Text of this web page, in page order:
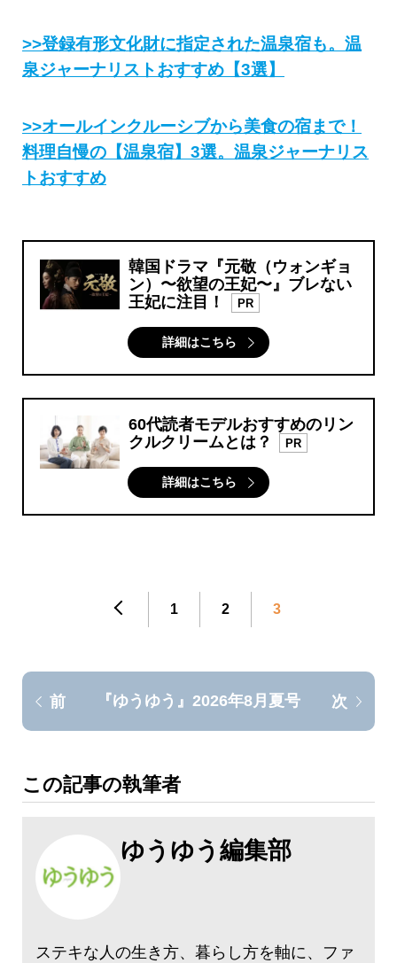
>>登録有形文化財に指定された温泉宿も。温
泉ジャーナリストおすすめ【3選】
>>オールインクルーシブから美食の宿まで！
料理自慢の【温泉宿】3選。温泉ジャーナリス
トおすすめ
韓国ドラマ『元敬（ウォンギョ
ン）〜欲望の王妃〜』ブレない
王妃に注目！
PR
詳細はこちら
60代読者モデルおすすめのリン
クルクリームとは？
PR
詳細はこちら
1 2 3
前 『ゆうゆう』2026年8月夏号 次
この記事の執筆者
ゆうゆう編集部
ステキな人の生き方、暮らし方を軸に、ファ